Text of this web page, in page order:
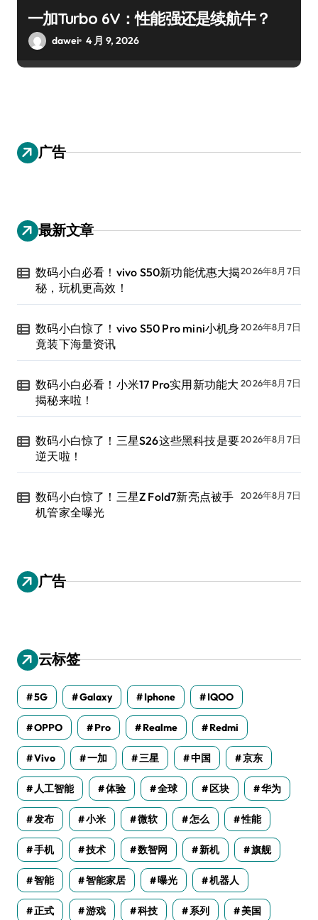
一加Turbo 6V：性能强还是续航牛？
dawei 4 月 9, 2026
广告
最新文章
数码小白必看！vivo S50新功能优惠大揭
秘，玩机更高效！
2026年8月7日
数码小白惊了！vivo S50 Pro mini小机身
竟装下海量资讯
2026年8月7日
数码小白必看！小米17 Pro实用新功能大
揭秘来啦！
2026年8月7日
数码小白惊了！三星S26这些黑科技是要
逆天啦！
2026年8月7日
数码小白惊了！三星Z Fold7新亮点被手
机管家全曝光
2026年8月7日
广告
云标签
5G Galaxy Iphone IQOO
OPPO Pro Realme Redmi
Vivo 一加 三星 中国 京东
人工智能 体验 全球 区块 华为
发布 小米 微软 怎么 性能
手机 技术 数智网 新机 旗舰
智能 智能家居 曝光 机器人
正式 游戏 科技 系列 美国